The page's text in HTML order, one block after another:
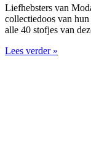
Liefhebsters van
collectiedoos van
alle 40 stofjes van
Lees verder »